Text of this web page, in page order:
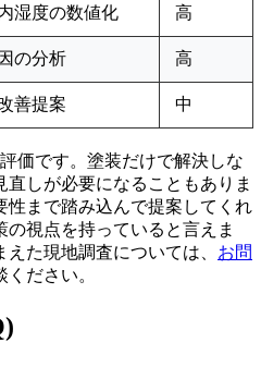
湿度の数値化 高
の分析 高
善提案 中
価です。塗装だけで解決しな
しが必要になることもありま
性まで踏み込んで提案してくれ
視点を持っていると言えま
た現地調査については、 お問
ださい。